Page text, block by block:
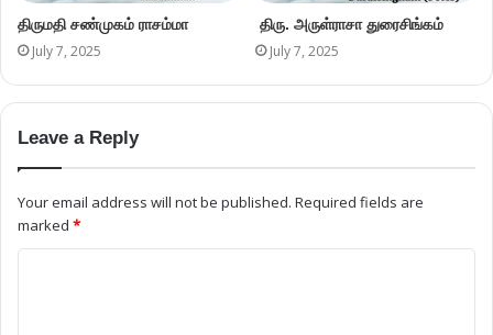
திருமதி சண்முகம் ராசம்மா
July 7, 2025
திரு. அருள்ராசா துரைசிங்கம்
July 7, 2025
Leave a Reply
Your email address will not be published. Required fields are
marked *